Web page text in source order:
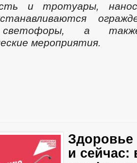
и тротуары,
а также
мероприятия.
Здоровье
и сейчас: